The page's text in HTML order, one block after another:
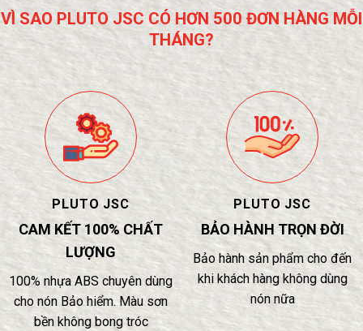
VÌ SAO PLUTO JSC CÓ HƠN 500 ĐƠN HÀNG MỖI
THÁNG?
PLUTO JSC
CAM KẾT 100% CHẤT
LƯỢNG
100% nhựa ABS chuyên dùng
cho nón Bảo hiểm. Màu sơn
bền không bong tróc
PLUTO JSC
BẢO HÀNH TRỌN ĐỜI
Bảo hành sản phẩm cho đến
khi khách hàng không dùng
nón nữa